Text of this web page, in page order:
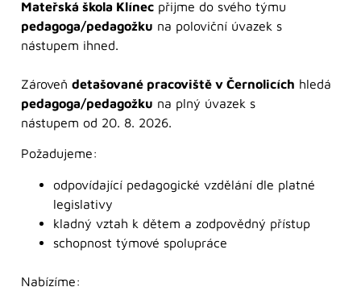
Mateřská škola Klínec přijme do svého týmu
pedagoga/pedagožku na poloviční úvazek s
nástupem ihned.
Zároveň detašované pracoviště v Černolicích hledá
pedagoga/pedagožku na plný úvazek s
nástupem od 20. 8. 2026.
Požadujeme:
odpovídající pedagogické vzdělání dle platné
legislativy
kladný vztah k dětem a zodpovědný přístup
schopnost týmové spolupráce
Nabízíme: